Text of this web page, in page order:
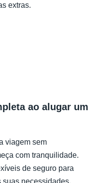
extras.
ao alugar um
viagem sem
com tranquilidade.
de seguro para
suas necessidades.